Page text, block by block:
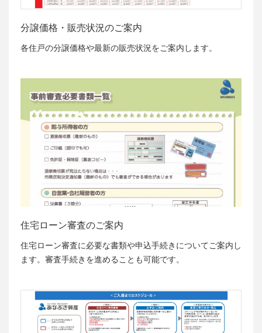
分譲価格・販売状況のご案内
各住戸の分譲価格や最新の販売状況をご案内します。
住宅ローン審査のご案内
住宅ローン審査に必要な書類や申込手続きについてご案内し
ます。審査手続きを進めることも可能です。